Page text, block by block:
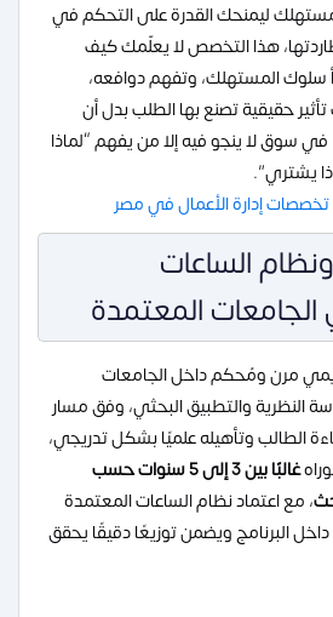
ليمنحك القدرة على التحكم في
هذا التخصص لا يعلّمك كيف
المستهلك، وتفهم دوافعه،
حقيقية تصنع بها الطلب بدل أن
في سوق لا ينجو فيه إلا من يفهم “لماذا
يشتري”.
إدارة الأعمال في مصر
الساعات
المعتمدة
مرن ومُحكم داخل الجامعات
النظرية والتطبيق البحثي، وفق مسار
الطالب وتأهيله علميًا بشكل تدريجي،
غالبًا بين3 إلى 5 سنوات
حسب
، مع اعتماد نظام الساعات المعتمدة
البرنامج ويضمن توزيعًا دقيقًا يحقق